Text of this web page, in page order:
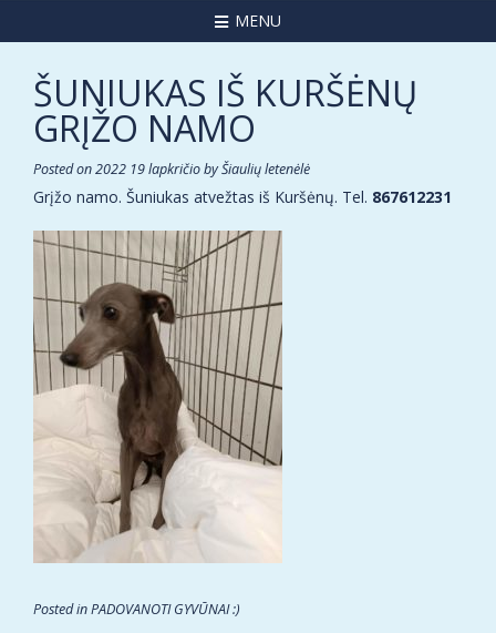
MENU
ŠUNIUKAS IŠ KURŠĖNŲ
GRĮŽO NAMO
Posted on2022 19 lapkričiobyŠiaulių letenėlė
Grįžo namo. Šuniukas atvežtas iš Kuršėnų. Tel. 867612231
Posted inPADOVANOTI GYVŪNAI :)